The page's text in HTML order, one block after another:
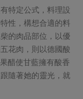
特定公式，料理設
性，構想合適的料
的肉品部位，以優
花肉，則以德國酸
醋使甘藍擁有酸香
隨著她的靈光，就